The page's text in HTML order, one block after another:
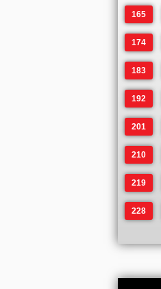
165
174
183
192
201
210
219
228